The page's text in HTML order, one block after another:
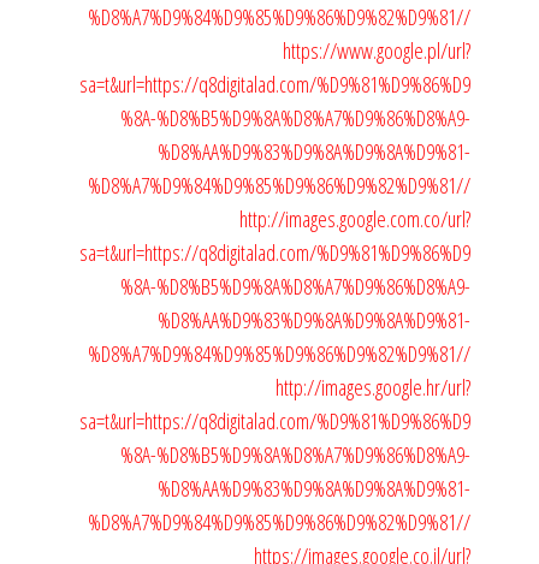
%D8%A7%D9%84%D9%85%D9%86%D9%82%D9%81//
https://www.google.pl/url?
sa=t&url=https://q8digitalad.com/%D9%81%D9%86%D9
%8A-%D8%B5%D9%8A%D8%A7%D9%86%D8%A9-
%D8%AA%D9%83%D9%8A%D9%8A%D9%81-
%D8%A7%D9%84%D9%85%D9%86%D9%82%D9%81//
http://images.google.com.co/url?
sa=t&url=https://q8digitalad.com/%D9%81%D9%86%D9
%8A-%D8%B5%D9%8A%D8%A7%D9%86%D8%A9-
%D8%AA%D9%83%D9%8A%D9%8A%D9%81-
%D8%A7%D9%84%D9%85%D9%86%D9%82%D9%81//
http://images.google.hr/url?
sa=t&url=https://q8digitalad.com/%D9%81%D9%86%D9
%8A-%D8%B5%D9%8A%D8%A7%D9%86%D8%A9-
%D8%AA%D9%83%D9%8A%D9%8A%D9%81-
%D8%A7%D9%84%D9%85%D9%86%D9%82%D9%81//
https://images.google.co.il/url?